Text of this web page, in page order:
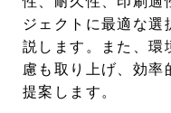
ジェクトに最適な選
説します。また、環
慮も取り上げ、効率
提案します。